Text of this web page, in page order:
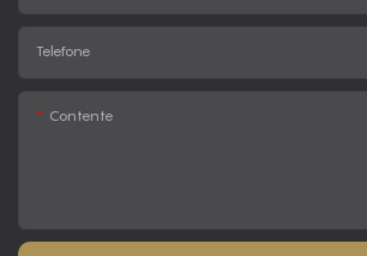
Telefone
Contente